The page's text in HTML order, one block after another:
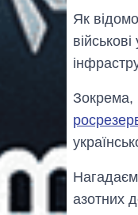
Як
Зокрема,
азотних